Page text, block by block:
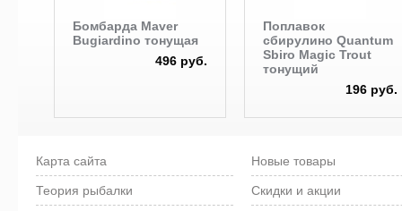
Бомбарда Maver
Bugiardino тонущая
496 руб.
Поплавок
сбирулино Quantum
Sbiro Magic Trout
тонущий
196 руб.
Карта сайта
Теория рыбалки
Новые товары
Скидки и акции